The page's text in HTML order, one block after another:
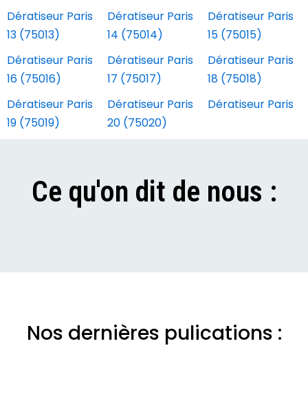
Dératiseur Paris
13 (75013)
Dératiseur Paris
14 (75014)
Dératiseur Paris
15 (75015)
Dératiseur Paris
16 (75016)
Dératiseur Paris
17 (75017)
Dératiseur Paris
18 (75018)
Dératiseur Paris
19 (75019)
Dératiseur Paris
20 (75020)
Dératiseur Paris
Ce qu'on dit de nous :
Nos dernières pulications :